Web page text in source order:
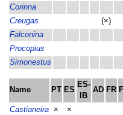
Corinna
Creugas
(×)
Falconina
Procopius
Simonestus
Name PT ES
ES-
IB
AD FR
Castianeira × ×